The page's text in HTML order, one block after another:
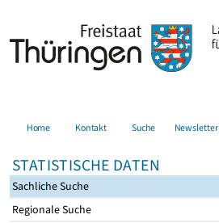
Home Kontakt Suche Newsletter
STATISTISCHE DATEN
Sachliche Suche
Regionale Suche